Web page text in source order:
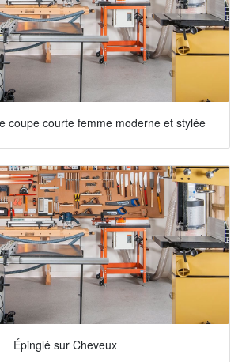
coupe courte femme moderne et stylée
Épinglé sur Cheveux